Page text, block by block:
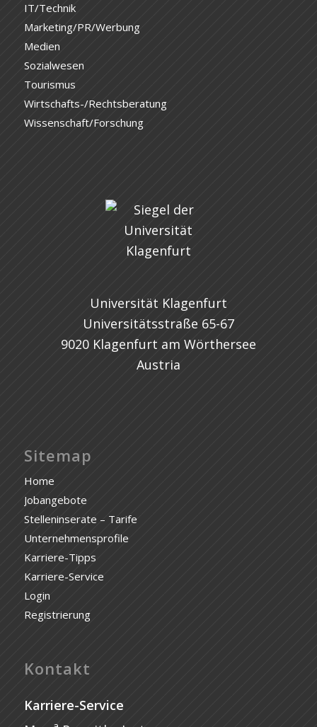
IT/Technik
Marketing/PR/Werbung
Medien
Sozialwesen
Tourismus
Wirtschafts-/Rechtsberatung
Wissenschaft/Forschung
Universität Klagenfurt
Universitätsstraße 65-67
9020 Klagenfurt am Wörthersee
Austria
Sitemap
Home
Jobangebote
Stelleninserate – Tarife
Unternehmensprofile
Karriere-Tipps
Karriere-Service
Login
Registrierung
Kontakt
Karriere-Service